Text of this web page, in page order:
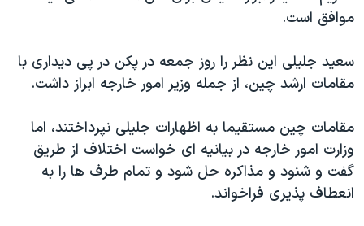
موافق است.
سعید جلیلی این نظر را روز جمعه در پکن در پی دیداری با
مقامات ارشد چین، از جمله وزیر امور خارجه ابراز داشت.
مقامات چین مستقیما به اظهارات جلیلی نپرداختند، اما
وزارت امور خارجه در بیانیه ای خواست اختلاف از طریق
گفت و شنود و مذاکره حل شود و تمام طرف ها را به
انعطاف پذیری فراخواند.